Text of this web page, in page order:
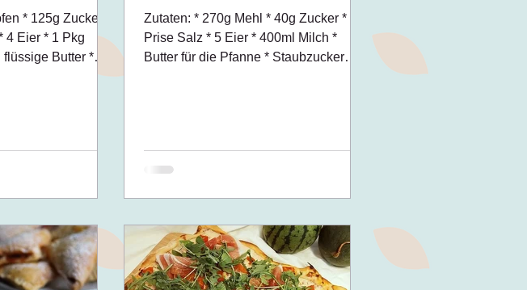
* 125g Zucker *
4 Eier * 1 Pkg
Butter *
Zutaten: * 270g Mehl * 40g Zucker * 1
Prise Salz * 5 Eier * 400ml Milch *
Butter für die Pfanne * Staubzucker